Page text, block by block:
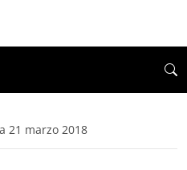
21 marzo 2018